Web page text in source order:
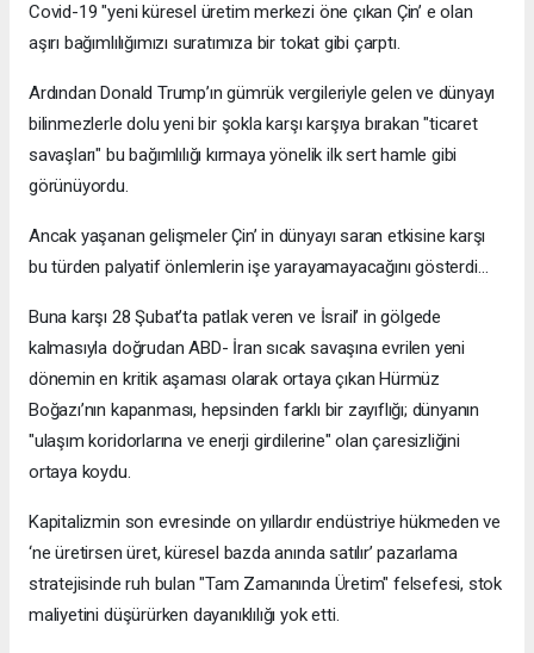
Covid-19 "yeni küresel üretim merkezi öne çıkan Çin’ e olan
aşırı bağımlılığımızı suratımıza bir tokat gibi çarptı.
Ardından Donald Trump’ın gümrük vergileriyle gelen ve dünyayı
bilinmezlerle dolu yeni bir şokla karşı karşıya bırakan "ticaret
savaşları" bu bağımlılığı kırmaya yönelik ilk sert hamle gibi
görünüyordu.
Ancak yaşanan gelişmeler Çin’ in dünyayı saran etkisine karşı
bu türden palyatif önlemlerin işe yarayamayacağını gösterdi…
Buna karşı 28 Şubat’ta patlak veren ve İsrail’ in gölgede
kalmasıyla doğrudan ABD- İran sıcak savaşına evrilen yeni
dönemin en kritik aşaması olarak ortaya çıkan Hürmüz
Boğazı’nın kapanması, hepsinden farklı bir zayıflığı; dünyanın
"ulaşım koridorlarına ve enerji girdilerine" olan çaresizliğini
ortaya koydu.
Kapitalizmin son evresinde on yıllardır endüstriye hükmeden ve
‘ne üretirsen üret, küresel bazda anında satılır’ pazarlama
stratejisinde ruh bulan "Tam Zamanında Üretim" felsefesi, stok
maliyetini düşürürken dayanıklılığı yok etti.